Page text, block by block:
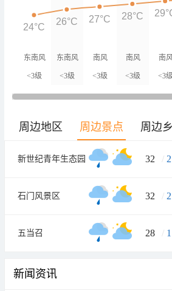
东南风
<3级
东南风
<3级
南风
<3级
南风
<3级
南
<3
24°C
26°C 27°C 28°C
周边地区 周边景点 周边
新世纪青年生态园 32 /
石门风景区 32 /
五当召 28 /
新闻资讯